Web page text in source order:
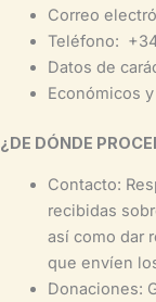
Correo
Teléfono:
Datos de
Económicos
¿DE DÓNDE
Contacto:
recibidas
así como dar
que envíen
Donaciones: